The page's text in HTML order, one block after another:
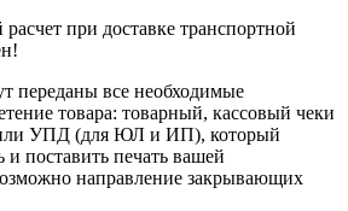
при доставке транспортной
переданы все необходимые
товара: товарный, кассовый чеки
или УПД (для ЮЛ и ИП), который
и поставить печать вашей
направление закрывающих